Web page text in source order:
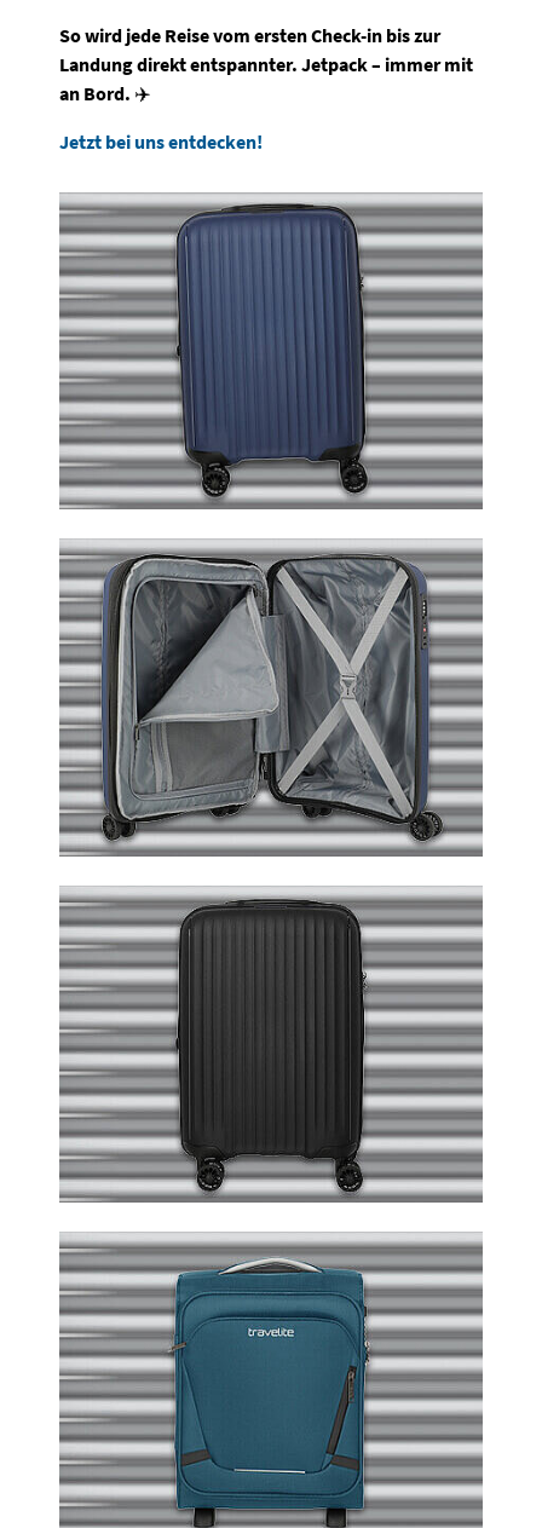
So wird jede Reise vom ersten Check-in bis zur
Landung direkt entspannter. Jetpack – immer mit
an Bord. ✈️
Jetzt bei uns entdecken!